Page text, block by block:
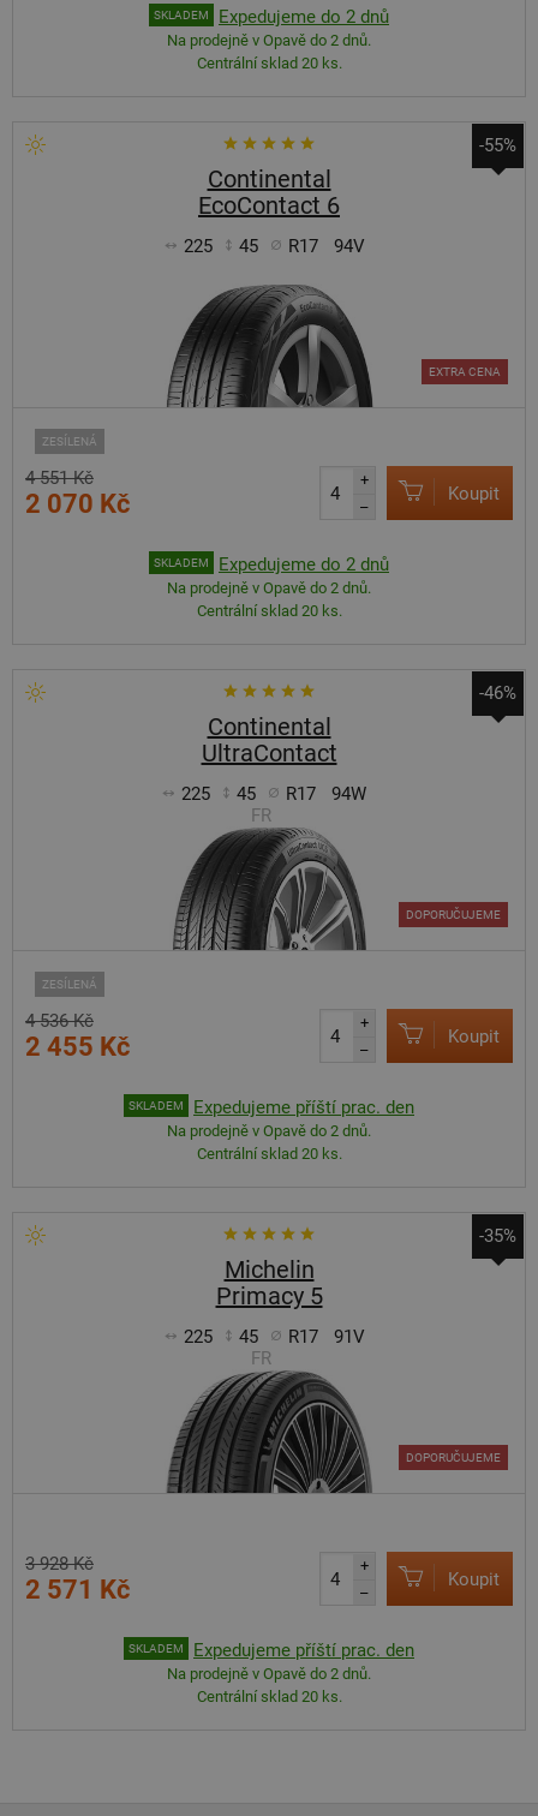
SKLADEM Expedujeme do 2 dnů
Na prodejně v Opavě do 2 dnů.
Centrální sklad 20 ks.
-55%
Continental
EcoContact 6
225 45 R17 94V
ZESÍLENÁ
EXTRA CENA
4 551 Kč
2 070 Kč
+
–
Koupit
SKLADEM Expedujeme do 2 dnů
Na prodejně v Opavě do 2 dnů.
Centrální sklad 20 ks.
-46%
Continental
UltraContact
225 45 R17
94W
FR
ZESÍLENÁ
DOPORUČUJEME
4 536 Kč
2 455 Kč
+
–
Koupit
SKLADEM Expedujeme příští prac. den
Na prodejně v Opavě do 2 dnů.
Centrální sklad 20 ks.
-35%
Michelin
Primacy 5
225 45 R17
91V
FR
DOPORUČUJEME
3 928 Kč
2 571 Kč
+
–
Koupit
SKLADEM Expedujeme příští prac. den
Na prodejně v Opavě do 2 dnů.
Centrální sklad 20 ks.